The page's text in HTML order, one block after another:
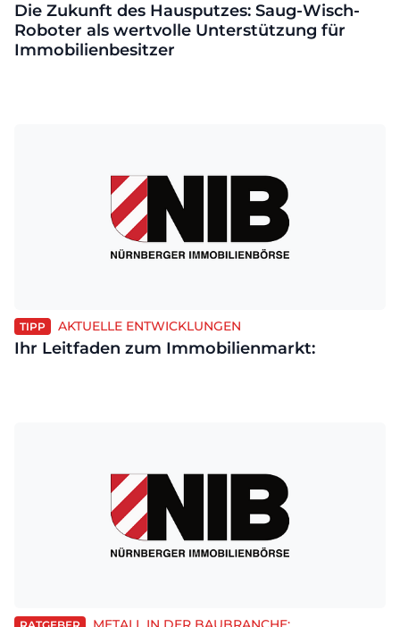
Die Zukunft des Hausputzes: Saug-Wisch-
Roboter als wertvolle Unterstützung für
Immobilienbesitzer
TIPP AKTUELLE ENTWICKLUNGEN
Ihr Leitfaden zum Immobilienmarkt: